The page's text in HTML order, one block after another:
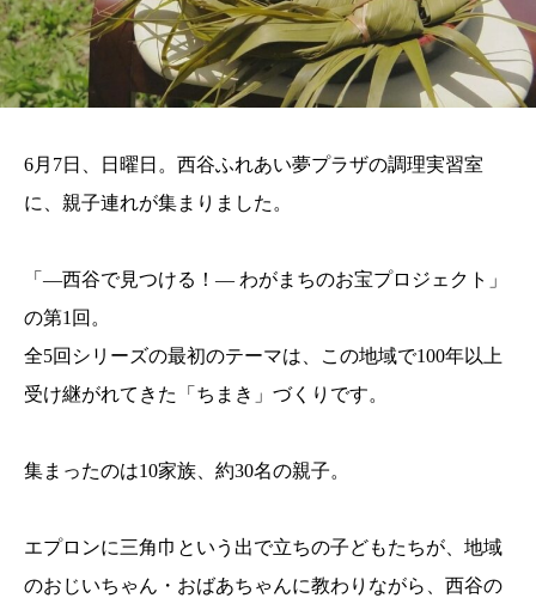
6月7日、日曜日。西谷ふれあい夢プラザの調理実習室
に、親子連れが集まりました。
「―西谷で見つける！― わがまちのお宝プロジェクト」
の第1回。
全5回シリーズの最初のテーマは、この地域で100年以上
受け継がれてきた「ちまき」づくりです。
集まったのは10家族、約30名の親子。
エプロンに三角巾という出で立ちの子どもたちが、地域
のおじいちゃん・おばあちゃんに教わりながら、西谷の